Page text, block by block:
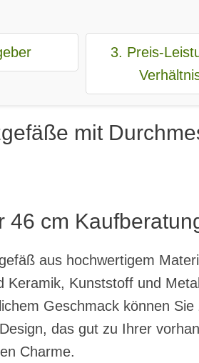
3. Preis-
mit
46 cm
aus hochwertigem
Keramik, Kunststoff und
Geschmack können
das gut zu Ihrer
Charme.